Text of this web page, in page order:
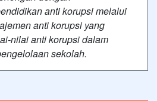
anti korupsi melalui
anti korupsi yang
nilai anti korupsi dalam
sekolah.